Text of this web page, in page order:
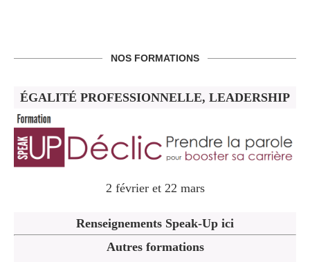
NOS FORMATIONS
ÉGALITÉ PROFESSIONNELLE, LEADERSHIP
2 février et 22 mars
Renseignements Speak-Up ici
Autres formations